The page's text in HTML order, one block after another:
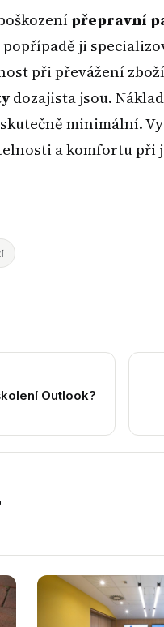
přepravní
ji
při převážení
dozajista jsou.
minimální.
a komfortu
Outlook?